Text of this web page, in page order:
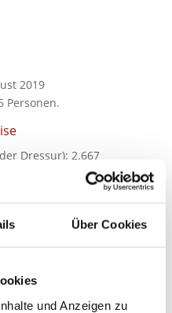
Über Cookies
und Anzeigen zu
2019
Personen.
Dressur): 2.667
der
P. im DZ, EZ-
im DZ, EZ-Zuschlag